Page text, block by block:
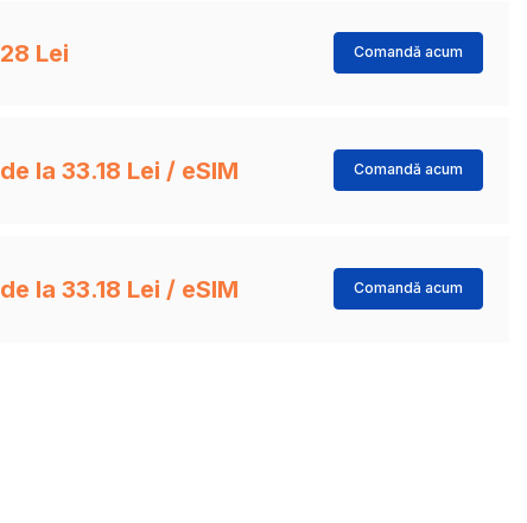
28 Lei Comandă acum
de la 33.18 Lei / eSIM Comandă acum
de la 33.18 Lei / eSIM Comandă acum